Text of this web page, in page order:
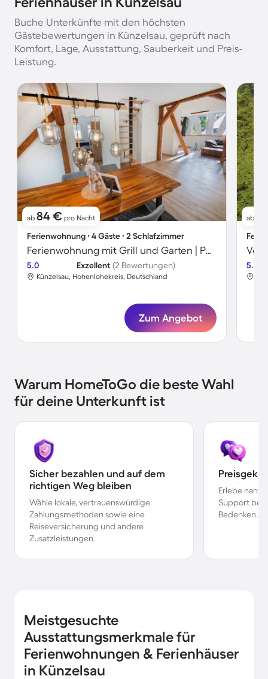
Buche Unterkünfte mit den höchsten
Gästebewertungen in Künzelsau, geprüft nach
Komfort, Lage, Ausstattung, Sauberkeit und Preis-
Leistung.
ab 84 € pro Nacht
Ferienwohnung ∙ 4 Gäste ∙ 2 Schlafzimmer
Ferienwohnung mit Grill und Garten | Perfekt für die Arbeit von Zuhause
5.0 Exzellent (2 Bewertungen)
Künzelsau, Hohenlohekreis, Deutschland
Zum Angebot
ab
5.0
Warum HomeToGo die beste Wahl
für deine Unterkunft ist
Sicher bezahlen und auf dem
richtigen Weg bleiben
Wähle lokale, vertrauenswürdige
Zahlungsmethoden sowie eine
Reiseversicherung und andere
Zusatzleistungen.
Erlebe
Support bei
Bedenken.
Meistgesuchte
Ausstattungsmerkmale für
Ferienwohnungen & Ferienhäuser
in Künzelsau